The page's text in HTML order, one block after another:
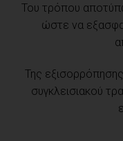
Του τρόπου
ώστε να
Της
συγκλεισιακού